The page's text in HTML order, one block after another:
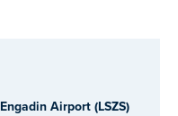
Airport (LSZS)